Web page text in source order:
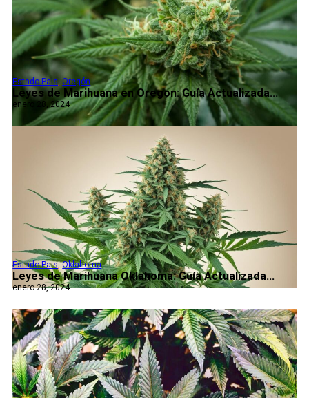
Leyes de Marihuana en Oregon: Guía Actualizada...
Estado Pais,Oregón
enero 28, 2024
Leyes de Marihuana Oklahoma: Guía Actualizada...
Estado Pais,Oklahoma
enero 28, 2024